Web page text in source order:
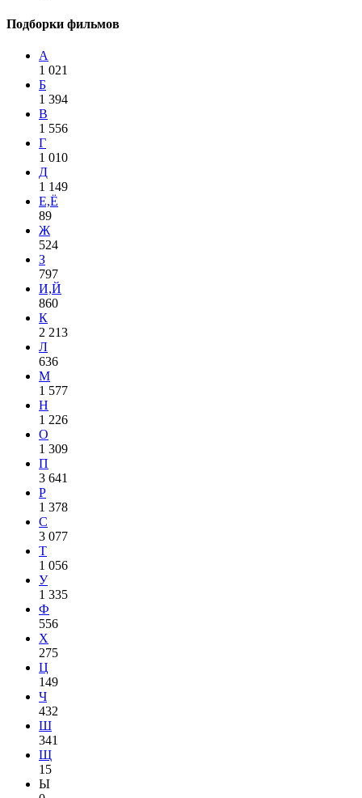
Подборки фильмов
А
1 021
Б
1 394
В
1 556
Г
1 010
Д
1 149
Е,Ё
89
Ж
524
З
797
И,Й
860
К
2 213
Л
636
М
1 577
Н
1 226
О
1 309
П
3 641
Р
1 378
С
3 077
Т
1 056
У
1 335
Ф
556
Х
275
Ц
149
Ч
432
Ш
341
Щ
15
Ы